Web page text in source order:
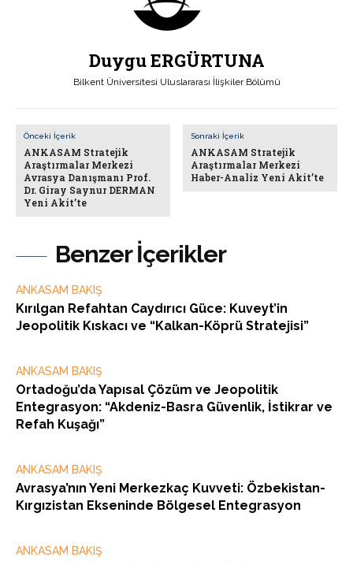
Benzer İçerikler
ANKASAM BAKIŞ
Kırılgan Refahtan Caydırıcı Güce: Kuveyt’in
Jeopolitik Kıskacı ve “Kalkan-Köprü Stratejisi”
ANKASAM BAKIŞ
Ortadoğu’da Yapısal Çözüm ve Jeopolitik
Entegrasyon: “Akdeniz-Basra Güvenlik, İstikrar ve
Refah Kuşağı”
ANKASAM BAKIŞ
Avrasya’nın Yeni Merkezkaç Kuvveti: Özbekistan-
Kırgızistan Ekseninde Bölgesel Entegrasyon
ANKASAM BAKIŞ
Duygu ERGÜRTUNA
Bilkent Üniversitesi Uluslararası İlişkiler Bölümü
Önceki İçerik
ANKASAM Stratejik
Araştırmalar Merkezi
Avrasya Danışmanı Prof.
Dr. Giray Saynur DERMAN
Yeni Akit’te
Sonraki İçerik
ANKASAM Stratejik
Araştırmalar Merkezi
Haber-Analiz Yeni Akit’te